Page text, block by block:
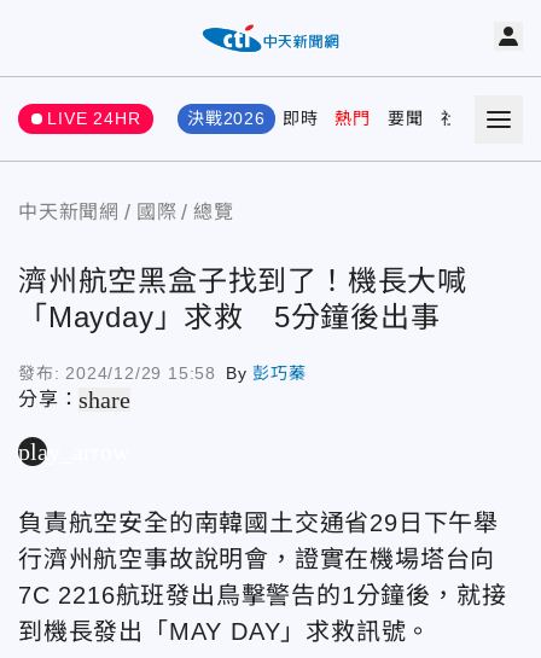
LIVE 24HR 決戰2026 即時 熱門 要聞 社會 娛樂
中天新聞網 國際 總覽
濟州航空黑盒子找到了！機長大喊
「Mayday」求救 5分鐘後出事
發布: 2024/12/29 15:58 By彭巧蓁
分享：share
play_arrow
負責航空安全的南韓國土交通省29日下午舉
行濟州航空事故說明會，證實在機場塔台向
7C 2216航班發出鳥擊警告的1分鐘後，就接
到機長發出「MAY DAY」求救訊號。